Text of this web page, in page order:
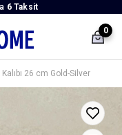
6 Taksit
0
26 cm Gold-Silver